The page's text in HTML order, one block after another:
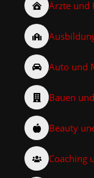
Ärzte und
Auto und
Bauen
Beauty
Coaching